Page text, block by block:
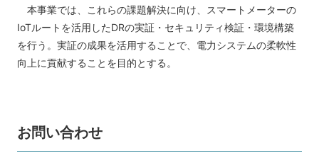
本事業では、これらの課題解決に向け、スマートメーターの
IoTルートを活用したDRの実証・セキュリティ検証・環境構築
を行う。実証の成果を活用することで、電力システムの柔軟性
向上に貢献することを目的とする。
お問い合わせ